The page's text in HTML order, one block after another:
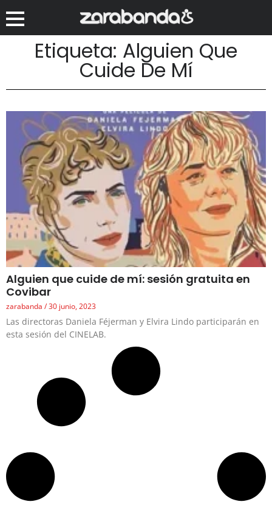
Etiqueta: Alguien Que
Cuide De Mí
Alguien que cuide de mí: sesión gratuita en
Covibar
zarabanda 30 junio, 2023
Las directoras Daniela Féjerman y Elvira Lindo participarán en
esta sesión del CINELAB.